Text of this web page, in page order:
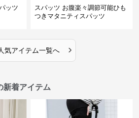
ッツ
スパッツ お腹楽々調節可能ひも
つきマタニティスパッツ
気アイテム一覧へ ›
新着アイテム